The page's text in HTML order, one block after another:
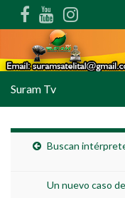
Suram Tv
Buscan
Un nuevo caso